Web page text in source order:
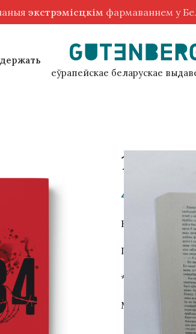
еўрапейскае беларускае
1984.
40,00zł
Книга на
Перевод с
*В Беларуси
Мягкая
экстрэмісцкім фармаваннем у